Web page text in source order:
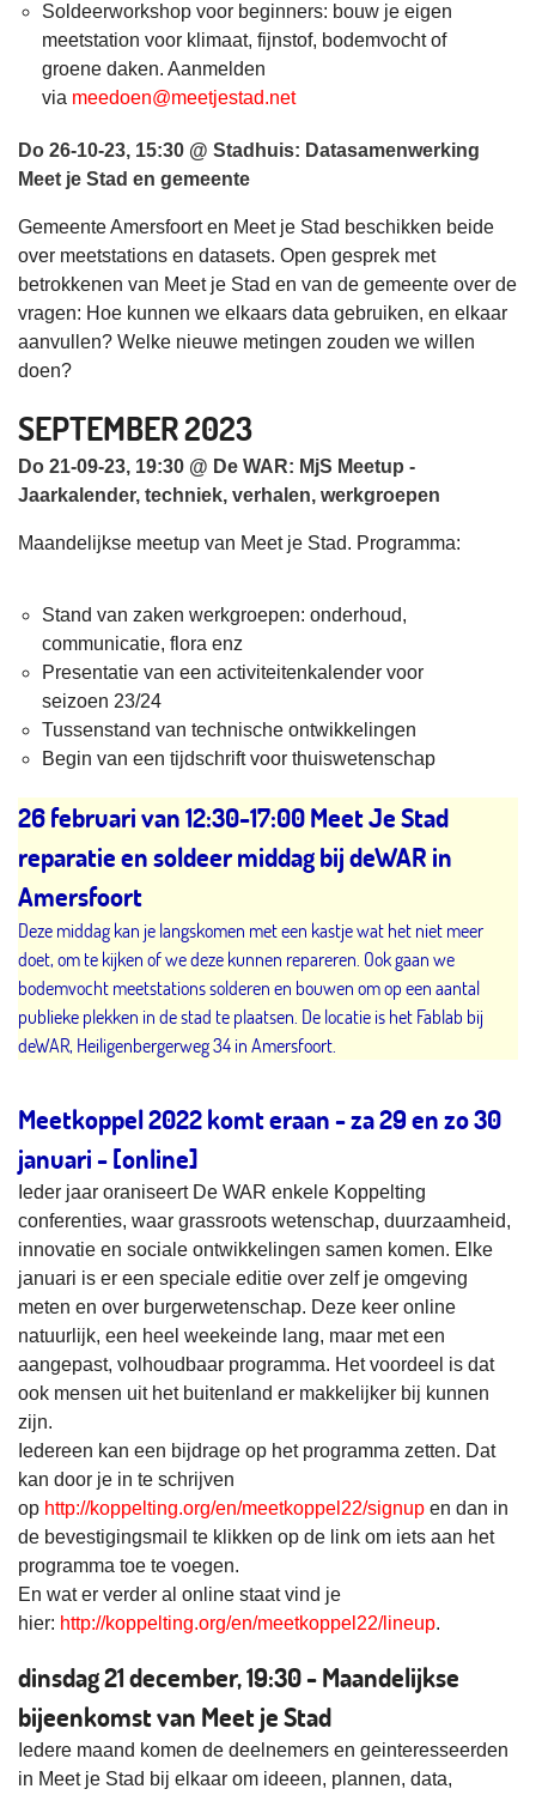
Soldeerworkshop voor beginners: bouw je eigen
meetstation voor klimaat, fijnstof, bodemvocht of
groene daken. Aanmelden
via meedoen@meetjestad.net
Do 26-10-23, 15:30 @ Stadhuis: Datasamenwerking
Meet je Stad en gemeente
Gemeente Amersfoort en Meet je Stad beschikken beide
over meetstations en datasets. Open gesprek met
betrokkenen van Meet je Stad en van de gemeente over de
vragen: Hoe kunnen we elkaars data gebruiken, en elkaar
aanvullen? Welke nieuwe metingen zouden we willen
doen?
SEPTEMBER 2023
Do 21-09-23, 19:30 @ De WAR: MjS Meetup -
Jaarkalender, techniek, verhalen, werkgroepen
Maandelijkse meetup van Meet je Stad. Programma:
Stand van zaken werkgroepen: onderhoud,
communicatie, flora enz
Presentatie van een activiteitenkalender voor
seizoen 23/24
Tussenstand van technische ontwikkelingen
Begin van een tijdschrift voor thuiswetenschap
26 februari van 12:30-17:00 Meet Je Stad
reparatie en soldeer middag bij deWAR in
Amersfoort
Deze middag kan je langskomen met een kastje wat het niet meer
doet, om te kijken of we deze kunnen repareren. Ook gaan we
bodemvocht meetstations solderen en bouwen om op een aantal
publieke plekken in de stad te plaatsen. De locatie is het Fablab bij
deWAR, Heiligenbergerweg 34 in Amersfoort.
Meetkoppel 2022 komt eraan - za 29 en zo 30
januari - [online]
Ieder jaar oraniseert De WAR enkele Koppelting
conferenties, waar grassroots wetenschap, duurzaamheid,
innovatie en sociale ontwikkelingen samen komen. Elke
januari is er een speciale editie over zelf je omgeving
meten en over burgerwetenschap. Deze keer online
natuurlijk, een heel weekeinde lang, maar met een
aangepast, volhoudbaar programma. Het voordeel is dat
ook mensen uit het buitenland er makkelijker bij kunnen
zijn.
Iedereen kan een bijdrage op het programma zetten. Dat
kan door je in te schrijven
op http://koppelting.org/en/meetkoppel22/signup en dan in
de bevestigingsmail te klikken op de link om iets aan het
programma toe te voegen.
En wat er verder al online staat vind je
hier: http://koppelting.org/en/meetkoppel22/lineup.
dinsdag 21 december, 19:30 - Maandelijkse
bijeenkomst van Meet je Stad
Iedere maand komen de deelnemers en geinteresseerden
in Meet je Stad bij elkaar om ideeen, plannen, data,